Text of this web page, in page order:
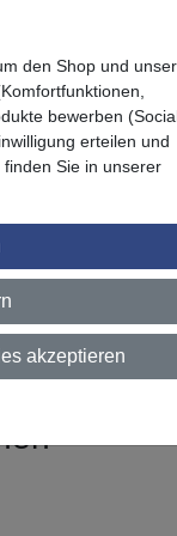
den Shop und
bewerben
erteilen und
Sie in unserer
akzeptieren